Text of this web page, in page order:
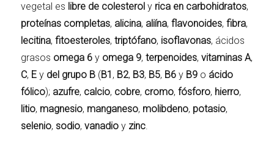
vegetal es libre de colesterol y rica en carbohidratos,
proteínas completas, alicina, aliína,flavonoides,fibra,
lecitina,fitoesteroles,triptófano, isoflavonas, ácidos
grasos omega 6 y omega 9,terpenoides,vitaminas A,
C, E y del grupo B (B1 , B2, B3, B5, B6 y B9 o ácido
fólico); azufre, calcio, cobre, cromo,fósforo, hierro,
litio, magnesio, manganeso, molibdeno, potasio,
selenio, sodio,vanadio y zinc.